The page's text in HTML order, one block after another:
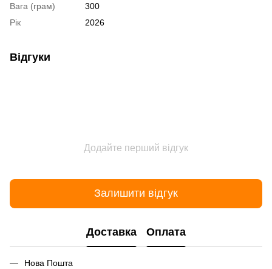
Вага (грам)
300
Рік
2026
Відгуки
Додайте перший відгук
Залишити відгук
Доставка Оплата
Нова Пошта